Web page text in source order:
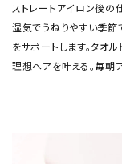
ストレートアイロン後の
湿気でうねりやすい季節
をサポートします。タオ
理想ヘアを叶える。毎朝